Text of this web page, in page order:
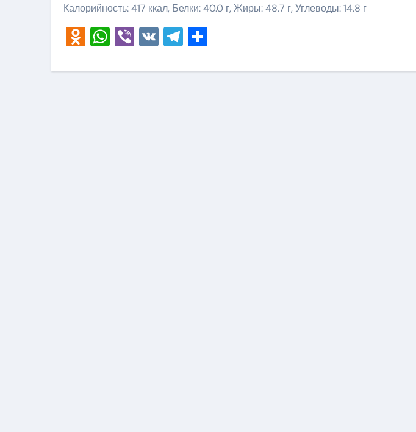
Калорийность: 417 ккал, Белки: 40.0 г, Жиры: 48.7 г, Углеводы: 14.8 г
Odnoklassniki
WhatsApp
Viber
VKTelegram